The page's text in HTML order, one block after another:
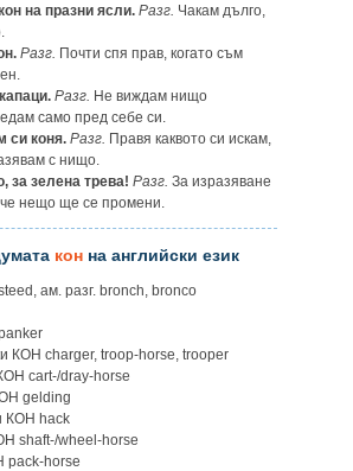
на празни ясли. Разг. Чакам дълго,
Разг. Почти спя прав, когато съм
Разг. Не виждам нищо
само пред себе си.
си коня. Разг. Правя каквото си искам,
с нищо.
за зелена трева! Разг. За изразяване
нещо ще се промени.
кон на английски език
ам. разг. bronch, bronco
КОН charger, troop-horse, trooper
cart-/dray-horse
gelding
КОН hack
shaft-/wheel-horse
pack-horse